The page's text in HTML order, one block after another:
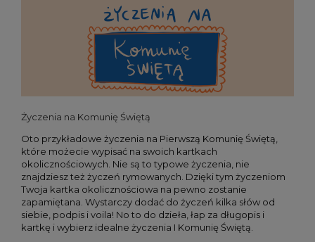
Życzenia na Komunię Świętą
Oto przykładowe życzenia na Pierwszą Komunię Świętą,
które możecie wypisać na swoich kartkach
okolicznościowych. Nie są to typowe życzenia, nie
znajdziesz też życzeń rymowanych. Dzięki tym życzeniom
Twoja kartka okolicznościowa na pewno zostanie
zapamiętana. Wystarczy dodać do życzeń kilka słów od
siebie, podpis i voila! No to do dzieła, łap za długopis i
kartkę i wybierz idealne życzenia I Komunię Świętą.